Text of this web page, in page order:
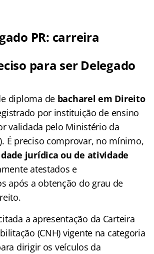
PR: carreira
para ser Delegado
diploma debacharel em Direito
por instituição de ensino
validada pelo Ministério da
É preciso comprovar, no mínimo,
jurídica ou de atividade
atestados e
após a obtenção do grau de
a apresentação da Carteira
(CNH) vigente na categoria
dirigir os veículos da